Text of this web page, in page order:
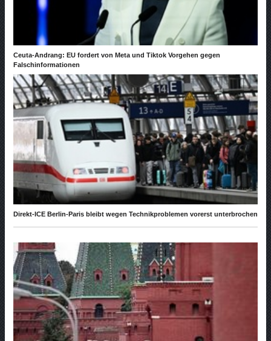
Ceuta-Andrang: EU fordert von Meta und Tiktok Vorgehen gegen
Falschinformationen
Direkt-ICE Berlin-Paris bleibt wegen Technikproblemen vorerst unterbrochen